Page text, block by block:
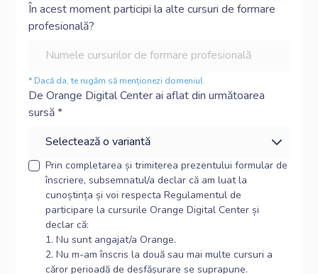
În acest moment participi la alte cursuri de formare
profesională?
* Dacă da, te rugăm să menționezi domeniul.
De Orange Digital Center ai aflat din următoarea
sursă *
Prin completarea și trimiterea prezentului formular de
înscriere, subsemnatul/a declar că am luat la
cunoștința și voi respecta Regulamentul de
participare la cursurile Orange Digital Center și
declar că:
1. Nu sunt angajat/a Orange.
2. Nu m-am înscris la două sau mai multe cursuri a
căror perioadă de desfășurare se suprapune.